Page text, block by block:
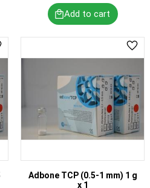
to favorites
Adbone TCP (0.5-1 mm) 1 g
x 1
Add